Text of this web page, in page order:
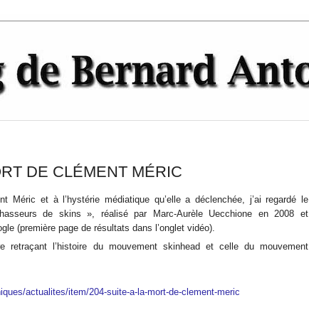
DE CLÉMENT MÉRIC
Méric et à l’hystérie médiatique qu’elle a déclenchée, j’ai regardé le
de skins », réalisé par Marc-Aurèle Uecchione en 2008 et
(première page de résultats dans l’onglet vidéo).
retraçant l’histoire du mouvement skinhead et celle du mouvement
actualites/item/204-suite-a-la-mort-de-clement-meric